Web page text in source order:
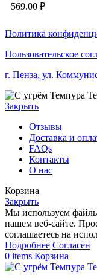
569.00 ₽
Политика
Пользовательское
г. Пенза, ул.
Закрыть
Отзывы
Доставка и
FAQs
Контакты
О нас
Корзина
Закрыть
Мы используем
нашем веб-сайте.
соглашаетесь на
Подробнее Согласен
0 items Корзина